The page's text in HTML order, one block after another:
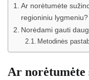
Ar norėtumėte
regioniniu lygmeniu?
Norėdami gauti
Metodinės
Ar norėtumėte